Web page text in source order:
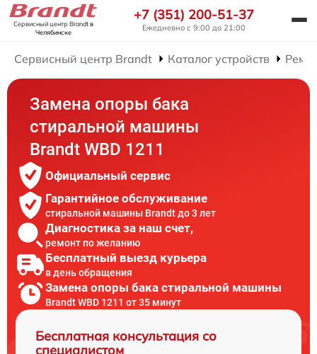
Сервисный центр Brandtв
Челябинске
+7 (351) 200-51-37
Ежедневно с 9:00 до 21:00
Сервисный центр Brandt Каталог устройств
Замена опоры бака
стиральной машины
Brandt WBD 1211
Официальный сервис
Гарантийное обслуживание
стиральной машины Brandt до 3 лет
Диагностика за наш счет,
ремонт по желанию
Бесплатный выезд курьера
в день обращения
Замена опоры бака стиральной машины
Brandt WBD 1211 от 35 минут
Бесплатная консультация со
специалистом